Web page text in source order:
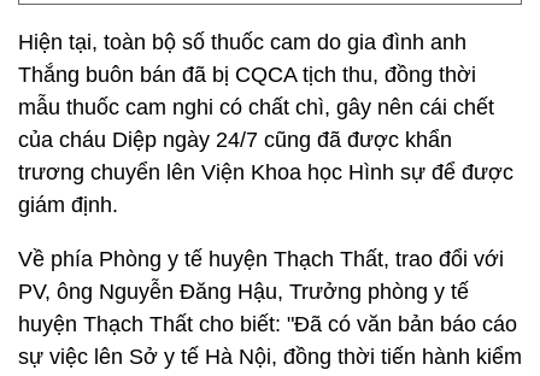
Hiện tại, toàn bộ số thuốc cam do gia đình anh
Thắng buôn bán đã bị CQCA tịch thu, đồng thời
mẫu thuốc cam nghi có chất chì, gây nên cái chết
của cháu Diệp ngày 24/7 cũng đã được khẩn
trương chuyển lên Viện Khoa học Hình sự để được
giám định.
Về phía Phòng y tế huyện Thạch Thất, trao đổi với
PV, ông Nguyễn Đăng Hậu, Trưởng phòng y tế
huyện Thạch Thất cho biết: "Đã có văn bản báo cáo
sự việc lên Sở y tế Hà Nội, đồng thời tiến hành kiểm